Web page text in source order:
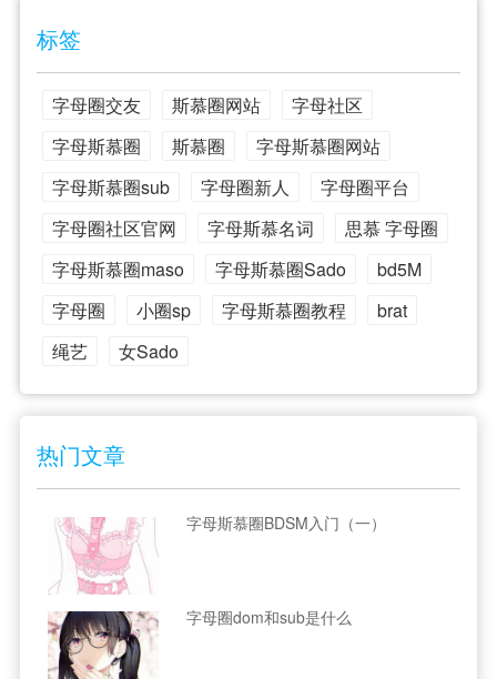
标签
字母圈交友 斯慕圈网站
字母社区
字母斯慕圈
斯慕圈
字母斯慕圈网站
字母斯慕圈sub
字母圈新人
字母圈平台
字母圈社区官网
字母斯慕名词
思慕 字母圈
字母斯慕圈maso
字母斯慕圈Sado
bd5M
字母圈
小圈sp 字母斯慕圈教程
brat
绳艺
女Sado
热门文章
字母斯慕圈BDSM入门（一）
字母圈dom和sub是什么